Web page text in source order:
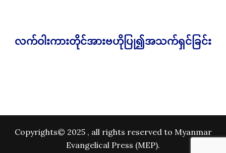
1,500.00 Ks
လက်ဝါးကားတိုင်အားဗဟိုပြု၍အသက်ရှင်ခြင်း
Copyrights© 2025 , all rights reserved to Myanmar
Evangelical Press (MEP).